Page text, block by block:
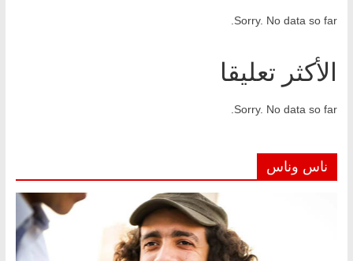
Sorry. No data so far.
الأكثر تعليقا
Sorry. No data so far.
ناس وناس